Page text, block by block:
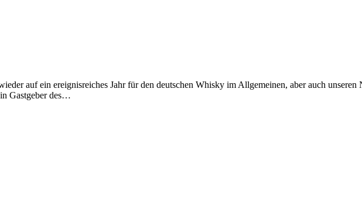
auf ein ereignisreiches Jahr für den deutschen Whisky im Allgemeinen, aber auch
Gastgeber des…